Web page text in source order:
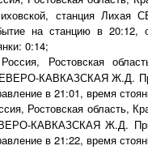
станция
на станцию в 20:12,
0:14;
Россия, Ростовская
КАВКАЗСКАЯ Ж.Д.
в 21:01, время
Ростовская область,
КАВКАЗСКАЯ Ж.Д.
в 21:22, время